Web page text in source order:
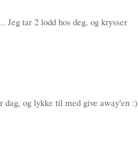
tar 2 lodd hos deg, og krysser
dag, og lykke til med give away'en :)